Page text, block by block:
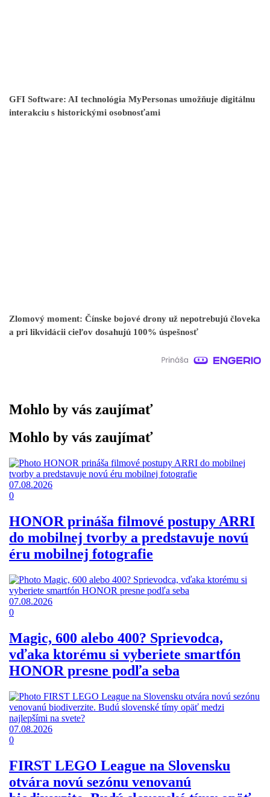
GFI Software: AI technológia MyPersonas umožňuje digitálnu
interakciu s historickými osobnosťami
Zlomový moment: Čínske bojové drony už nepotrebujú človeka
a pri likvidácii cieľov dosahujú 100% úspešnosť
Mohlo by vás zaujímať
Mohlo by vás zaujímať
07.08.2026
0
HONOR prináša filmové postupy ARRI
do mobilnej tvorby a predstavuje novú
éru mobilnej fotografie
07.08.2026
0
Magic, 600 alebo 400? Sprievodca,
vďaka ktorému si vyberiete smartfón
HONOR presne podľa seba
07.08.2026
0
FIRST LEGO League na Slovensku
otvára novú sezónu venovanú